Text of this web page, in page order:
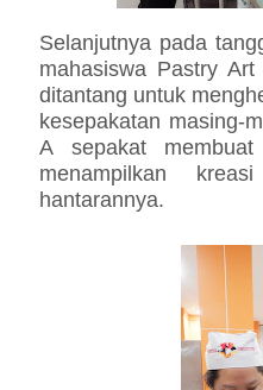
Selanjutnya pada
mahasiswa Pastry
ditantang untuk
kesepakatan masing-
A sepakat
menampilkan
hantarannya.